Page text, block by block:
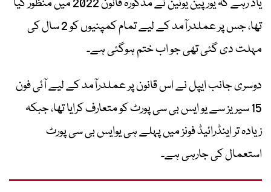
یاد رہے کہ یورپین یونین نے مذکورہ قانون 2022 میں منظور کیا
تھا، جس پر عملدرآمد کے لیے تمام کمپنیوں کو 2 سال کی
مہلت دی گئی تھی جو اب ختم ہوگئی ہے۔
دوسری جانب ایپل نے اس قانون پر عملدرآمد کے لیے آئی فون
15 سیریز سے یو ایس بی سی پورٹ کو متعارف کرایا تھا، جبکہ
زیادہ تر اینڈرائیڈ فونز میں پہلے ہی یوایس بی سی پورٹ
استعمال کی جارہی ہے۔